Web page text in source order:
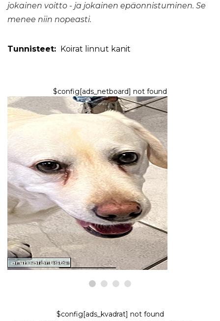
jokainen voitto - ja jokainen epäonnistuminen. Se
menee niin nopeasti.
Tunnisteet: Koirat linnut kanit
$config[ads_netboard] not found
KYSELY
Voiko korvatulehdus tai hiiva
aiheuttaa kyyneltahroja koirilla?
7,2026
$config[ads_kvadrat] not found